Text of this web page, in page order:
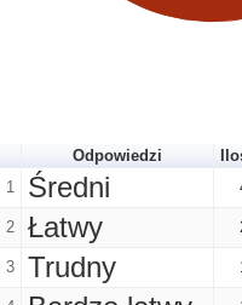
Odpowiedzi
1
Średni
2 Łatwy
3 Trudny